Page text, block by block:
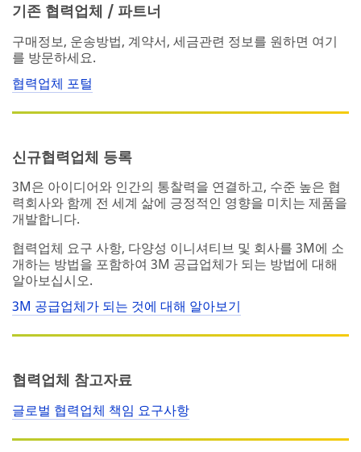
기존 협력업체 / 파트너
구매정보, 운송방법, 계약서, 세금관련 정보를 원하면 여기
를 방문하세요.
협력업체 포털
신규협력업체 등록
3M은 아이디어와 인간의 통찰력을 연결하고, 수준 높은 협
력회사와 함께 전 세계 삶에 긍정적인 영향을 미치는 제품을
개발합니다.
협력업체 요구 사항, 다양성 이니셔티브 및 회사를 3M에 소
개하는 방법을 포함하여 3M 공급업체가 되는 방법에 대해
알아보십시오.
3M 공급업체가 되는 것에 대해 알아보기
협력업체 참고자료
글로벌 협력업체 책임 요구사항